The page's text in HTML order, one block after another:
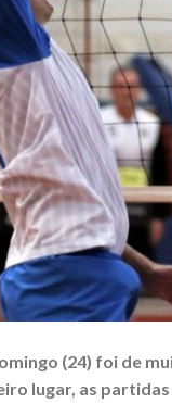
(24) foi de
lugar, as